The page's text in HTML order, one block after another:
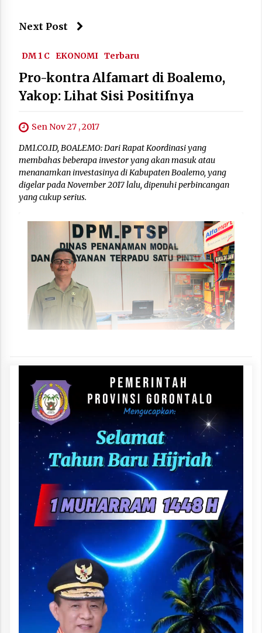
Next Post
DM 1 C EKONOMI Terbaru
Pro-kontra Alfamart di Boalemo,
Yakop: Lihat Sisi Positifnya
Sen Nov 27 , 2017
DM1.CO.ID, BOALEMO: Dari Rapat Koordinasi yang
membahas beberapa investor yang akan masuk atau
menanamkan investasinya di Kabupaten Boalemo, yang
digelar pada November 2017 lalu, dipenuhi perbincangan
yang cukup serius.